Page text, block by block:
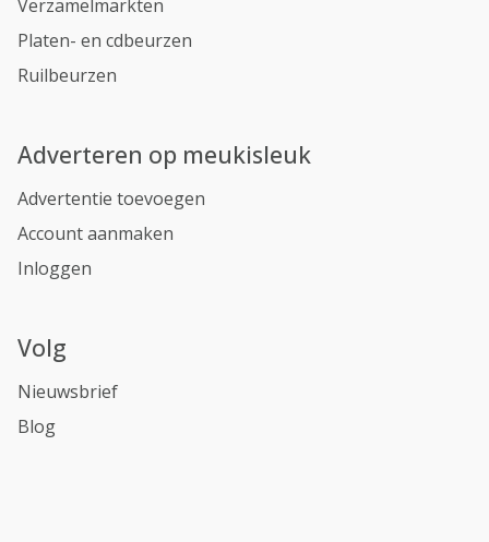
Verzamelmarkten
Platen- en cdbeurzen
Ruilbeurzen
Adverteren op meukisleuk
Advertentie toevoegen
Account aanmaken
Inloggen
Volg
Nieuwsbrief
Blog